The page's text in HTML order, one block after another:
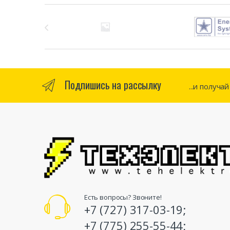
Подпишись на рассылку ...и получай
Есть вопросы? Звоните!
+7 (727) 317-03-19;
+7 (775) 255-55-44;